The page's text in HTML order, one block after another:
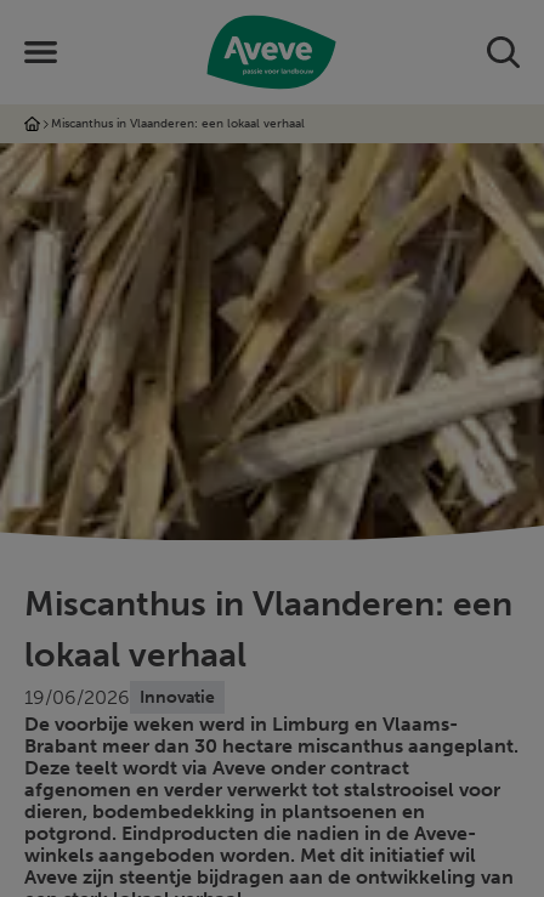
Miscanthus in Vlaanderen: een lokaal verhaal
Miscanthus in Vlaanderen: een
lokaal verhaal
19/06/2026 Innovatie
De voorbije weken werd in Limburg en Vlaams-
Brabant meer dan 30 hectare miscanthus aangeplant.
Deze teelt wordt via Aveve onder contract
afgenomen en verder verwerkt tot stalstrooisel voor
dieren, bodembedekking in plantsoenen en
potgrond. Eindproducten die nadien in de Aveve-
winkels aangeboden worden. Met dit initiatief wil
Aveve zijn steentje bijdragen aan de ontwikkeling van